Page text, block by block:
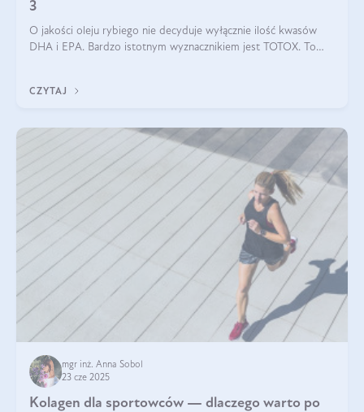
3
O jakości oleju rybiego nie decyduje wyłącznie ilość kwasów
DHA i EPA. Bardzo istotnym wyznacznikiem jest TOTOX. To
CZYTAJ
mgr inż. Anna Sobol
23 cze 2025
Kolagen dla sportowców — dlaczego warto po